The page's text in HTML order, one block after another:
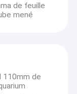
de feuille
mené
110mm de